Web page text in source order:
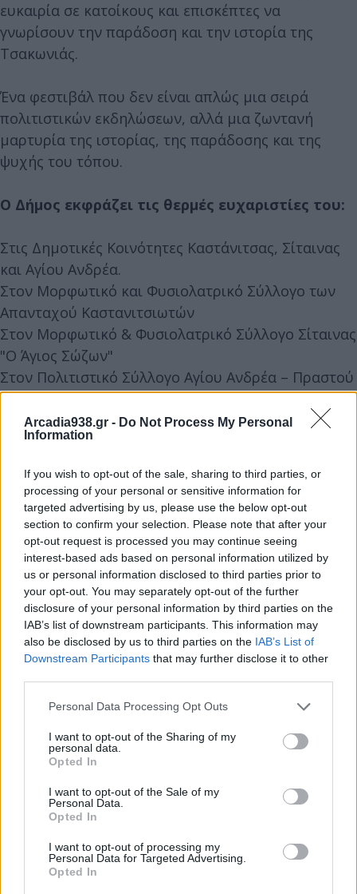
Arcadia938.gr - Do Not Process My Personal
Information
If you wish to opt-out of the sale, sharing to third parties, or
processing of your personal or sensitive information for
targeted advertising by us, please use the below opt-out
section to confirm your selection. Please note that after your
opt-out request is processed you may continue seeing
interest-based ads based on personal information utilized by
us or personal information disclosed to third parties prior to
your opt-out. You may separately opt-out of the further
disclosure of your personal information by third parties on the
IAB’s list of downstream participants. This information may
also be disclosed by us to third parties on the IAB’s List of
Downstream Participants that may further disclose it to other
Personal Data Processing Opt Outs
I want to opt-out of the Sharing of my
personal data.
Opted In
I want to opt-out of the Sale of my
Personal Data.
Opted In
I want to opt-out of processing my
Personal Data for Targeted Advertising.
Opted In
ευκαιρία σε κατοίκους και επισκέπτες να
γνωρίσουν την παράδοση και την ιστορία της
Τσακωνιάς.
Ένα φεστιβάλ που δεν είναι απλώς μια σειρά
πολιτιστικών εκδηλώσεων, αλλά μια ζωντανή
μαρτυρία της ιστορίας, της παράδοσης και της
ψυχής του τόπου.
Ο Δήμος εκφράζει τις θερμές ευχαριστίες του:
Στις Δημοτικές Κοινότητες Καστάνιτσας, Σίταινας
και Αγίου Ανδρέα.
Στον Μορφωτικό και Φυσιολατρικό Σύλλογο των
Απανταχού Καστανιτσιωτών
Στον Μορφωτικό & Φυσιολατρικό Σύλλογο Σίταινας
"Ο Άγιος Σώζων"
Στον Πολιτιστικό Σύλλογο Αγίου Ανδρέα – Πραστού
Αρκαδίας
Στους καλλιτέχνες και δημιουργούς που
συμμετείχαν
στάθηκαν αρωγοί αυτής της προσπάθειας.
Η μεγάλη συμμετοχή και η θερμή ανταπόκριση του
κοινού επιβεβαιώνουν τη σημασία της
διοργάνωσης και ενισχύουν τον στόχο μας να
συνεχίσουμε την προβολή και διατήρηση της
Τσακώνικης ταυτότητας. Ως Δήμος, θα
συνεχίσουμε να στηρίζουμε κάθε προσπάθεια που
προβάλλει τον πολιτισμό, ενισχύει την τοπική
κοινωνία και προάγει την Τσακώνικη ταυτότητα.
Ανανεώνουμε το ραντεβού μας για την επόμενη
χρονιά, με την ίδια αγάπη για την Τσακώνικη γη, τη
γλώσσα και την παράδοσή μας.
αθάνατες» – Οι ρίζες των Τσακώνων είναι βαθιές
και αθάνατες.